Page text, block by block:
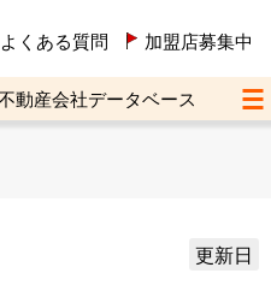
よくある質問 加盟店募集中
動産会社データベース
更新日